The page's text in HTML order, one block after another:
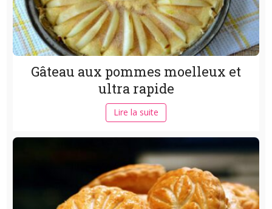
Gâteau aux pommes moelleux et
ultra rapide
Lire la suite